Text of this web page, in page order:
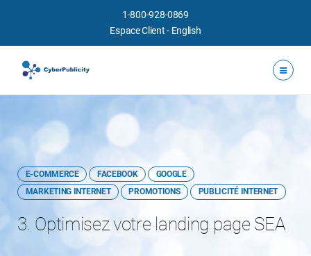
1-800-928-0869
Espace Client- English
E-COMMERCE FACEBOOK
GOOGLE
MARKETING INTERNET
PROMOTIONS PUBLICITÉ INTERNET
3. Optimisez votre landing page SEA